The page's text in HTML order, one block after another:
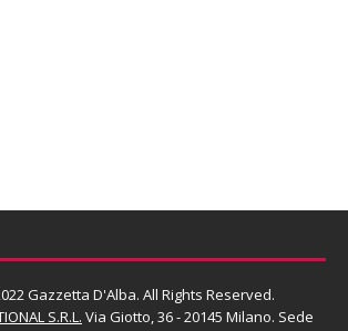
Gazzetta D'Alba. All Rights Reserved.
S.R.L. Via Giotto, 36 - 20145 Milano. Sede